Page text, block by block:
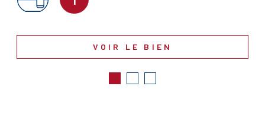
VOIR LE BIEN